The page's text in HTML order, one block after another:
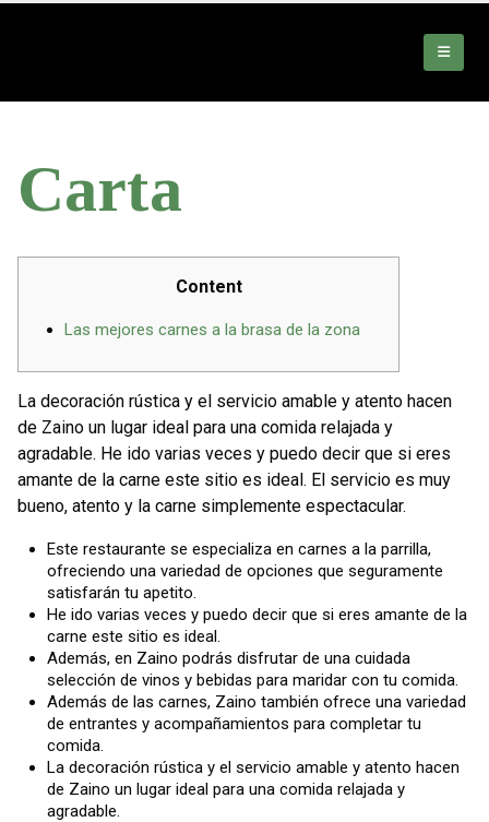
Carta
Content
Las mejores carnes a la brasa de la zona
La decoración rústica y el servicio amable y atento hacen
de Zaino un lugar ideal para una comida relajada y
agradable. He ido varias veces y puedo decir que si eres
amante de la carne este sitio es ideal. El servicio es muy
bueno, atento y la carne simplemente espectacular.
Este restaurante se especializa en carnes a la parrilla,
ofreciendo una variedad de opciones que seguramente
satisfarán tu apetito.
He ido varias veces y puedo decir que si eres amante de la
carne este sitio es ideal.
Además, en Zaino podrás disfrutar de una cuidada
selección de vinos y bebidas para maridar con tu comida.
Además de las carnes, Zaino también ofrece una variedad
de entrantes y acompañamientos para completar tu
comida.
La decoración rústica y el servicio amable y atento hacen
de Zaino un lugar ideal para una comida relajada y
agradable.